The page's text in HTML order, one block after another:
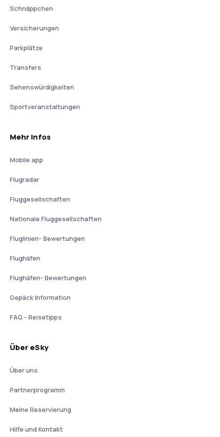
Schnäppchen
Versicherungen
Parkplätze
Transfers
Sehenswürdigkeiten
Sportveranstaltungen
Mehr Infos
Mobile app
Flugradar
Fluggesellschaften
Nationale Fluggesellschaften
Fluglinien- Bewertungen
Flughäfen
Flughäfen- Bewertungen
Gepäck Information
FAQ - Reisetipps
Über eSky
Über uns
Partnerprogramm
Meine Reservierung
Hilfe und Kontakt